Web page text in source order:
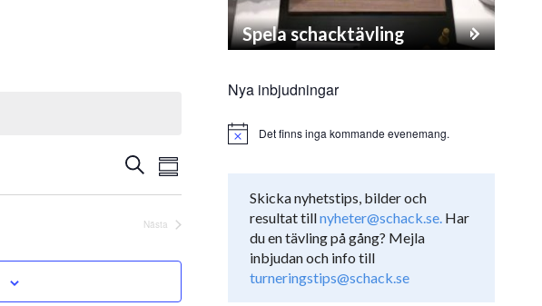
Evenemang
Search
and
Views
Sök
Evenemang
vynavigering
Sammanfattning
Nästa
Spela schacktävling
Nya inbjudningar
Notice Det finns inga kommande evenemang.
Skicka nyhetstips, bilder och
resultat tillnyheter@schack.se. Har
du en tävling på gång? Mejla
inbjudan och info till
turneringstips@schack.se